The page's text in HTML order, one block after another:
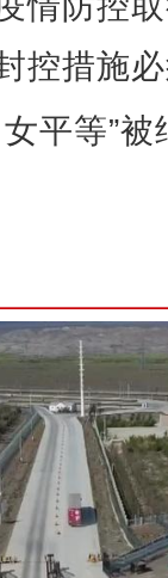
控措施
平等”
二十三个